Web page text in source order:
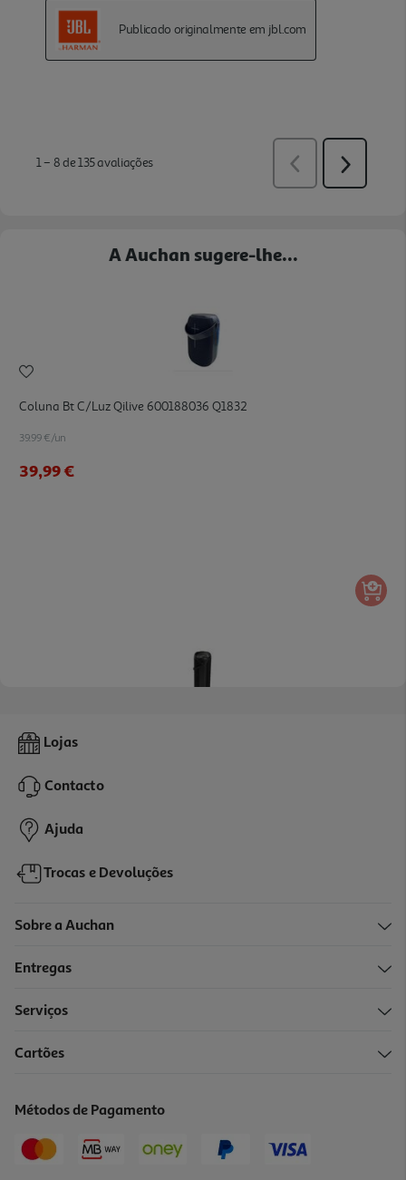
A Auchan sugere-lhe...
Coluna Bt C/luz Qilive 600188036 Q1832
39.99 €/un
39,99 €
Coluna Portatil Qilive Q1653 35w Preta
39,99 €
Lojas
Contacto
Ajuda
Trocas e Devoluções
Sobre a Auchan
Entregas
Serviços
Cartões
Métodos de Pagamento